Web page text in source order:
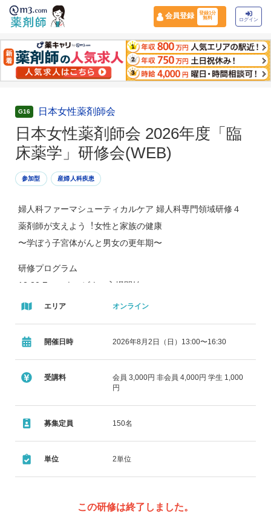
会員登録
登録1分
無料
ログイン
G16 日本女性薬剤師会
日本⼥性薬剤師会 2026年度「臨
床薬学」研修会(WEB)
参加型 産婦人科疾患
婦人科ファーマシューティカルケア 婦人科専門領域研修４
薬剤師が⽀えよう︕⼥性と家族の健康
〜学ぼう⼦宮体がんと男⼥の更年期〜
研修プログラム
12:30 Zoomウェビナー入場開始
13:00－13:05
13:05－13:15
13:20－14:40
婦人科がん 〜⼦宮体がんの基礎知識と最新治療
（がん研有明病院 婦人科副部⻑、総合腫瘍科医⻑）
エリア オンライン
開催日時 2026年8月2日（日）13:00〜16:30
受講料
会員 3,000円 非会員 4,000円 学生 1,000
円
募集定員 150名
単位 2単位
この研修は終了しました。